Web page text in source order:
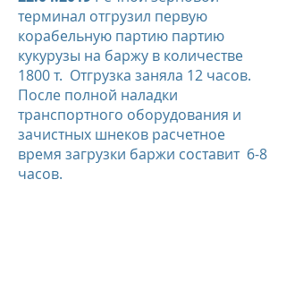
терминал отгрузил первую
корабельную партию партию
кукурузы на баржу в количестве
1800 т. Отгрузка заняла 12 часов.
После полной наладки
транспортного оборудования и
зачистных шнеков расчетное
время загрузки баржи составит 6-8
часов.